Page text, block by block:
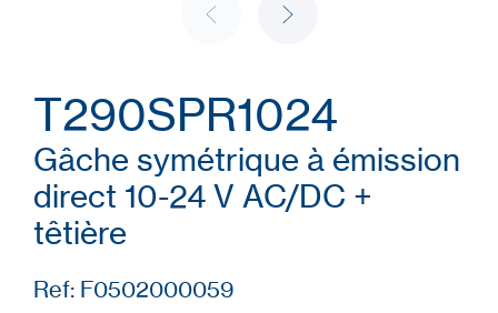
T290SPR1024
Gâche symétrique à émission
direct 10-24 V AC/DC +
têtière
Ref: F0502000059